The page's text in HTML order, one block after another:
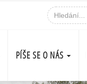
PÍŠE SE O NÁS